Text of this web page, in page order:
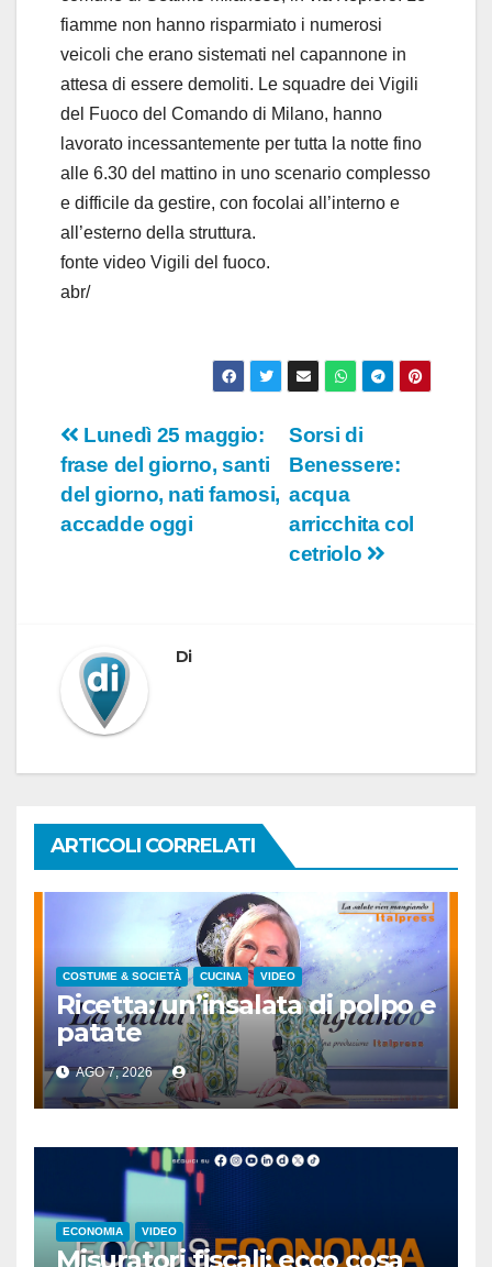
V
i
d
e
o
fiamme non hanno risparmiato i numerosi
veicoli che erano sistemati nel capannone in
attesa di essere demoliti. Le squadre dei Vigili
del Fuoco del Comando di Milano, hanno
lavorato incessantemente per tutta la notte fino
alle 6.30 del mattino in uno scenario complesso
e difficile da gestire, con focolai all’interno e
all’esterno della struttura.
fonte video Vigili del fuoco.
abr/
Navigazione
articoli
Sorsi di
Benessere:
acqua
arricchita col
cetriolo
Lunedì 25 maggio:
frase del giorno, santi
del giorno, nati famosi,
accadde oggi
Di
ARTICOLI CORRELATI
COSTUME & SOCIETÀ CUCINA VIDEO
Ricetta: un’insalata di polpo e
patate
AGO 7, 2026
ECONOMIA VIDEO
Misuratori fiscali: ecco cosa